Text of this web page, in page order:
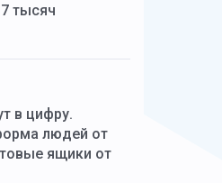
тысяч
в цифру.
людей от
ящики от